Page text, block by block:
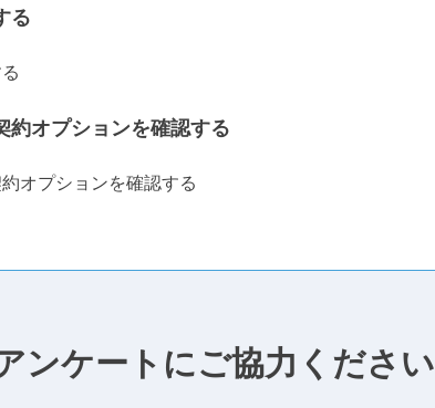
る
オプションを確認する
ンケートにご協力ください